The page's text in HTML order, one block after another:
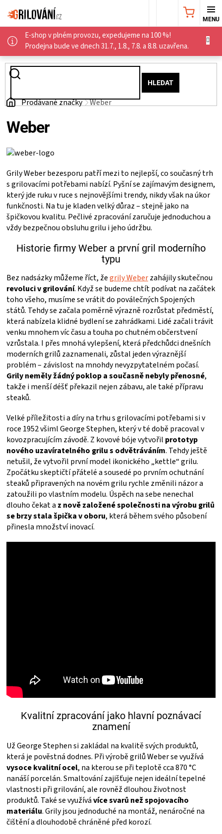
na
obsah
E-shop v plném provozu, expedujeme na 100 %!
Prodejna bude ve dnech 31.7., 1.8., 7.8. a 8.8. uzavřena.
HLEDAT
NÁKUPNÍ
AKČNÍ
NABÍDKA
UDÍRNY
PŘÍSLUŠENSTVÍ
PALIVO
KOŘENÍ
A
OMÁČKY
NÁDOBÍ
LODGE
VAKUOVAČKY
NA
ZRÁNÍ
MASA
VENKOVNÍ
VÍNO
POUKAZY
ZNAČKY
MĚNA
(CZK)
Domů
Prodávané značky Weber
Weber
Grily Weber bezesporu patří mezi to nejlepší, co současný trh
s grilovacími potřebami nabízí. Pyšní se zajímavým designem,
který jde ruku v ruce s nejnovějšími trendy, nikdy však na úkor
funkčnosti. Na tu je kladen velký důraz – stejně jako na
špičkovou kvalitu. Pečlivé zpracování zaručuje jednoduchou a
vždy bezpečnou obsluhu grilu i jeho údržbu.
Historie firmy Weber a první gril moderního
typu
Bez nadsázky můžeme říct, žegrily Weberzahájily skutečnou
revoluci v grilování. Když se budeme chtít podívat na začátek
toho všeho, musíme se vrátit do poválečných Spojených
států. Tehdy se začala poměrně výrazně rozrůstat předměstí,
která nabízela klidné bydlení se zahrádkami. Lidé začali trávit
venku mnohem víc času a touha po chutném občerstvení
vzrůstala. I přes mnohá vylepšení, která předchůdci dnešních
moderních grilů zaznamenali, zůstal jeden výraznější
problém – závislost na mnohdy nevyzpytatelném počasí.
Grily neměly žádný poklop a současně nebyly přenosné,
takže i menší déšť překazil nejen zábavu, ale také přípravu
steaků.
Velké příležitosti a díry na trhu s grilovacími potřebami si v
roce 1952 všiml George Stephen, který v té době pracoval v
kovozpracujícím závodě. Z kovové bóje vytvořil prototyp
nového uzavíratelného grilu s odvětráváním. Tehdy ještě
netušil, že vytvořil první model ikonického „kettle“ grilu.
Zpočátku skeptičtí přátelé a sousedé po prvním ochutnání
steaků připravených na novém grilu rychle změnili názor a
zatoužili po vlastním modelu. Úspěch na sebe nenechal
dlouho čekat a z nově založené společnosti na výrobu grilů
se brzy stala špička v oboru, která během svého působení
přinesla množství inovací.
Kvalitní zpracování jako hlavní poznávací
znamení
Už George Stephen si zakládal na kvalitě svých produktů,
která je pověstná dodnes. Při výrobě grilů Weber se využívá
vysoce kvalitní ocel, na kterou se při teplotě cca 870 °C
nanáší porcelán. Smaltování zajišťuje nejen ideální tepelné
vlastnosti při grilování, ale rovněž dlouhou životnost
produktů. Také se využívávíce svarů než spojovacího
materiálu. Grily jsou jednoduché na montáž, nenáročné na
čištění a dlouhodobě chráněné před korozí.